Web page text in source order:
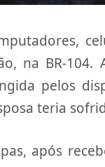
na BR-
pelos
teria
após